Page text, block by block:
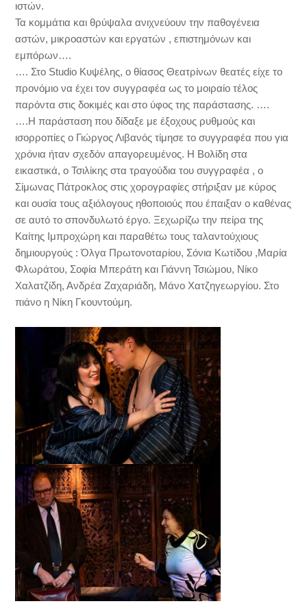
ιστών.
Τα κομμάτια και θρύψαλα ανιχνεύουν την παθογένεια
αστών, μικροαστών και εργατών , επιστημόνων και
εμπόρων….
…. Στο Studio Κυψέλης, ο θίασος Θεατρίνων θεατές είχε το
προνόμιο να έχει τον συγγραφέα ως το μοιραίο τέλος
παρόντα στις δοκιμές και στο ύφος της παράστασης. ….
….Η παράσταση που δίδαξε με έξοχους ρυθμούς και
ισορροπίες ο Γιώργος Λιβανός τίμησε το συγγραφέα που για
χρόνια ήταν σχεδόν απαγορευμένος. Η Βολίδη στα
εικαστικά, ο Τσιλίκης στα τραγούδια του συγγραφέα , ο
Σίμωνας Πάτροκλος στις χορογραφίες στήριξαν με κύρος
και ουσία τους αξιόλογους ηθοποιούς που έπαιξαν ο καθένας
σε αυτό το σπονδυλωτό έργο. Ξεχωρίζω την πείρα της
Καίτης Ιμπροχώρη και παραθέτω τους ταλαντούχιους
δημιουργούς : Όλγα Πρωτονοταρίου, Σόνια Κωτίδου ,Μαρία
Φλωράτου, Σοφία Μπεράτη και Γιάννη Τσιώμου, Νίκο
Χαλατζίδη, Ανδρέα Ζαχαριάδη, Μάνο Χατζηγεωργίου. Στο
πιάνο η Νίκη Γκουντούμη.